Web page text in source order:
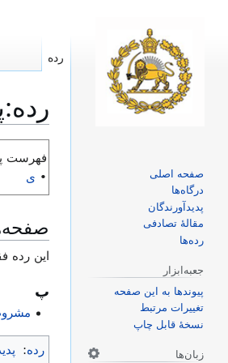
رده:
ناوبری
جستجو
فهرست
• ی
این رده
پ
رده:
رده
صفحه اصلی
درگاه‌ها
پدیدآورندگان
مقالهٔ تصادفی
رده‌ها
جعبه‌ابزار
پیوندها به این صفحه
تغییرات مرتبط
نسخهٔ قابل چاپ
زبان‌ها